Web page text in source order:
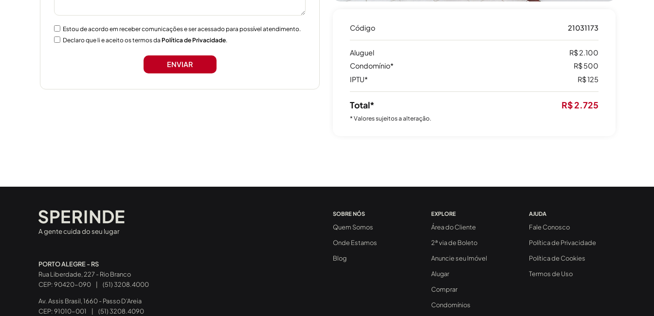
Estou de acordo em receber comunicações e ser acessado para possível atendimento.
Declaro que li e aceito os termos da Política de Privacidade.
Código 21031173
Aluguel
R$ 2.100
Condomínio*
R$ 500
IPTU*
R$ 125
Total* R$ 2.725
* Valores sujeitos a alteração.
A gente cuida do seu lugar
PORTO ALEGRE - RS
Rua Liberdade, 227 - Rio Branco
CEP: 90420-090
(51) 3208.4000
Av. Assis Brasil, 1660 - Passo D’Areia
CEP: 91010-001
(51) 3208.4090
SOBRE NÓS
Quem Somos
Onde Estamos
Blog
EXPLORE
Área do Cliente
2ª via de Boleto
Anuncie seu Imóvel
Alugar
Comprar
Condomínios
AJUDA
Fale Conosco
Política de Privacidade
Política de Cookies
Termos de Uso